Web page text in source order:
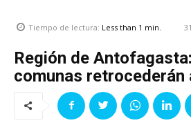
Tiempo de lectura: Less than 1 min.
Región de
comunas retrocederán